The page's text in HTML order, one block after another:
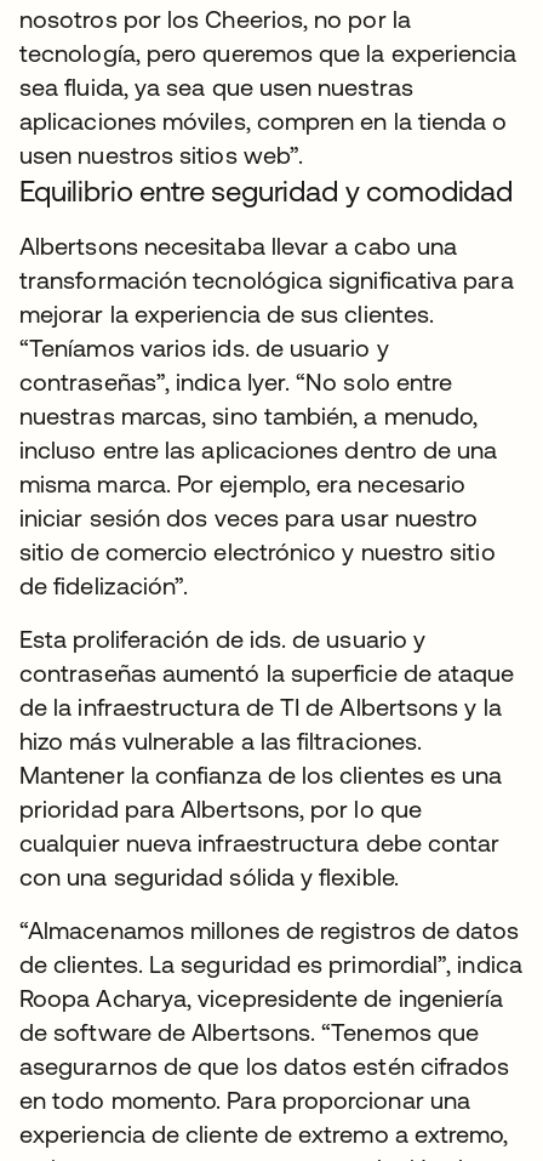
nosotros por los Cheerios, no por la
tecnología, pero queremos que la experiencia
sea fluida, ya sea que usen nuestras
aplicaciones móviles, compren en la tienda o
usen nuestros sitios web”.
Equilibrio entre seguridad y comodidad
Albertsons necesitaba llevar a cabo una
transformación tecnológica significativa para
mejorar la experiencia de sus clientes.
“Teníamos varios ids. de usuario y
contraseñas”, indica Iyer. “No solo entre
nuestras marcas, sino también, a menudo,
incluso entre las aplicaciones dentro de una
misma marca. Por ejemplo, era necesario
iniciar sesión dos veces para usar nuestro
sitio de comercio electrónico y nuestro sitio
de fidelización”.
Esta proliferación de ids. de usuario y
contraseñas aumentó la superficie de ataque
de la infraestructura de TI de Albertsons y la
hizo más vulnerable a las filtraciones.
Mantener la confianza de los clientes es una
prioridad para Albertsons, por lo que
cualquier nueva infraestructura debe contar
con una seguridad sólida y flexible.
“Almacenamos millones de registros de datos
de clientes. La seguridad es primordial”, indica
Roopa Acharya, vicepresidente de ingeniería
de software de Albertsons. “Tenemos que
asegurarnos de que los datos estén cifrados
en todo momento. Para proporcionar una
experiencia de cliente de extremo a extremo,